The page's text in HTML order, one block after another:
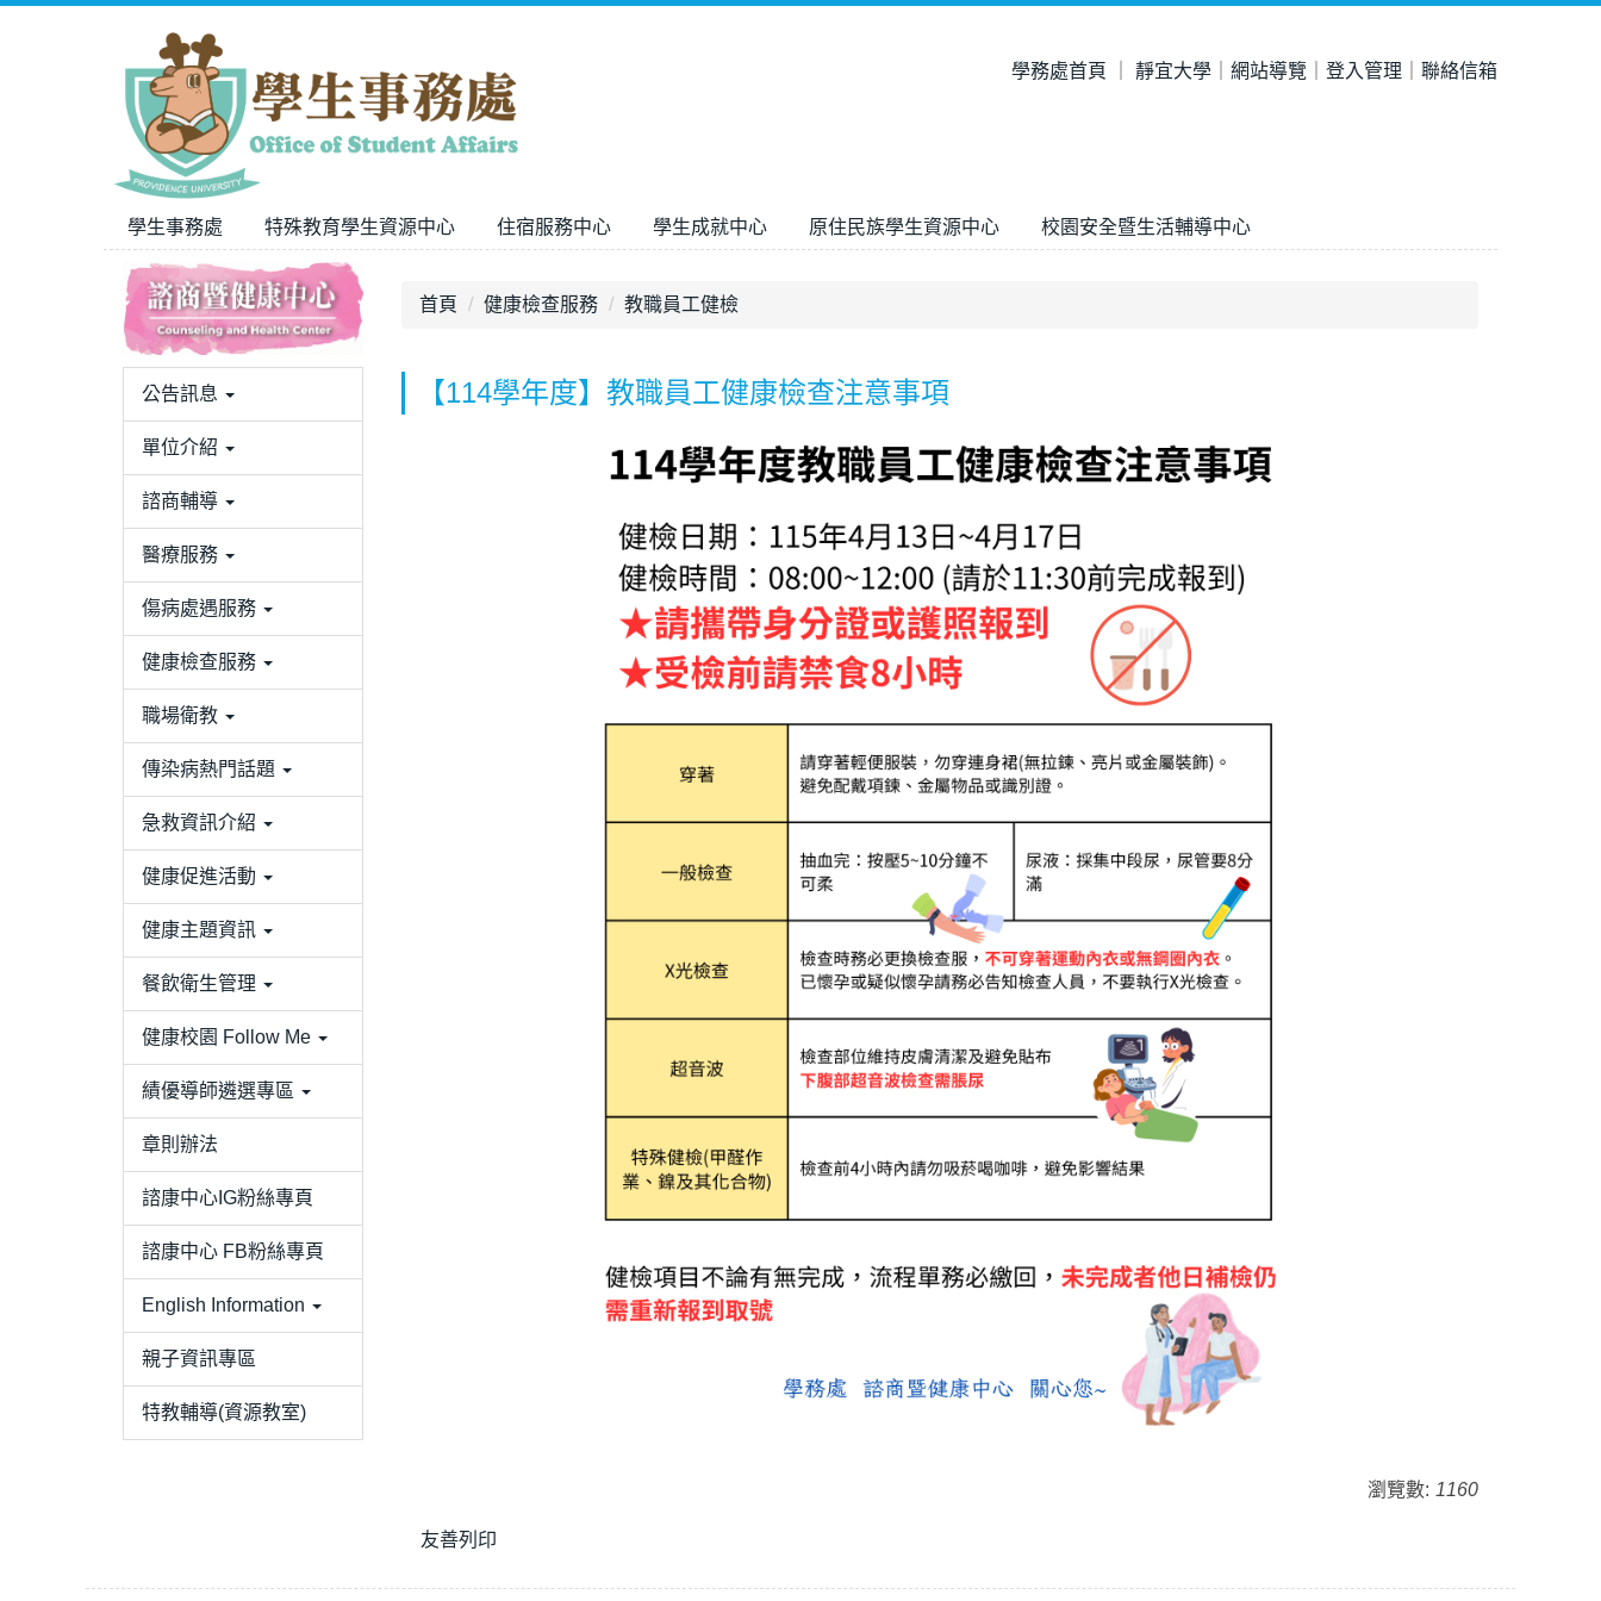
學務處首頁 靜宜大學 網站導覽 登入管理 聯絡信箱
學生事務處 特殊教育學生資源中心 住宿服務中心 學生成就中心 原住民族學生資源中心 校園安全暨生活輔導中心
公告訊息
單位介紹
諮商輔導
醫療服務
傷病處遇服務
健康檢查服務
職場衛教
傳染病熱門話題
急救資訊介紹
健康促進活動
健康主題資訊
餐飲衛生管理
健康校園 Follow Me
績優導師遴選專區
章則辦法
諮康中心IG粉絲專頁
諮康中心 FB粉絲專頁
English Information
親子資訊專區
特教輔導(資源教室)
首頁 健康檢查服務 教職員工健檢
【114學年度】教職員工健康檢查注意事項
瀏覽數: 1160
友善列印